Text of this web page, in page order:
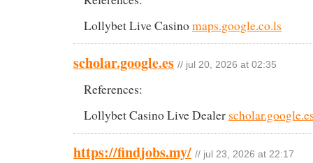
Lollybet Live Casinomaps.google.co.ls
scholar.google.es // jul 20, 2026 at 02:35
References:
Lollybet Casino Live Dealer
https://findjobs.my/ // jul 23, 2026 at 22:17